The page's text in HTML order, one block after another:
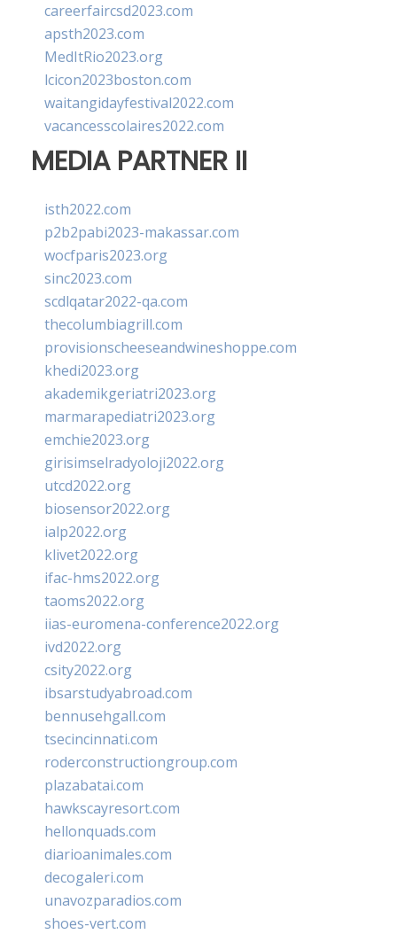
careerfaircsd2023.com
apsth2023.com
MedItRio2023.org
lcicon2023boston.com
waitangidayfestival2022.com
vacancesscolaires2022.com
MEDIA PARTNER II
isth2022.com
p2b2pabi2023-makassar.com
wocfparis2023.org
sinc2023.com
scdlqatar2022-qa.com
thecolumbiagrill.com
provisionscheeseandwineshoppe.com
khedi2023.org
akademikgeriatri2023.org
marmarapediatri2023.org
emchie2023.org
girisimselradyoloji2022.org
utcd2022.org
biosensor2022.org
ialp2022.org
klivet2022.org
ifac-hms2022.org
taoms2022.org
iias-euromena-conference2022.org
ivd2022.org
csity2022.org
ibsarstudyabroad.com
bennusehgall.com
tsecincinnati.com
roderconstructiongroup.com
plazabatai.com
hawkscayresort.com
hellonquads.com
diarioanimales.com
decogaleri.com
unavozparadios.com
shoes-vert.com